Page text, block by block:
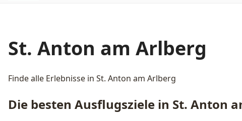
St. Anton am Arlberg
Finde alle Erlebnisse in St. Anton am Arlberg
Die besten Ausflugsziele in St. Anton